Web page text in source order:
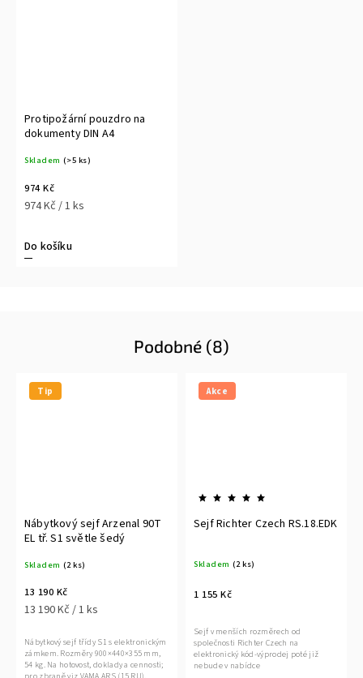
Protipožární pouzdro na
dokumenty DIN A4
Skladem (>5 ks)
974 Kč
974 Kč / 1 ks
Do košíku
Podobné (8)
Tip
Nábytkový sejf Arzenal 90T
EL tř. S1 světle šedý
Skladem (2 ks)
13 190 Kč
13 190 Kč / 1 ks
Nábytkový sejf třídy S1 s elektronickým
zámkem. Rozměry 900×440×355 mm,
54 kg. Na hotovost, doklady a cennosti;
Akce
Sejf Richter Czech RS.18.EDK
Skladem (2 ks)
1 155 Kč
Sejf v menších rozměrech od
společnosti Richter Czech na
elektronický kód-výprodej poté již
nebude v nabídce